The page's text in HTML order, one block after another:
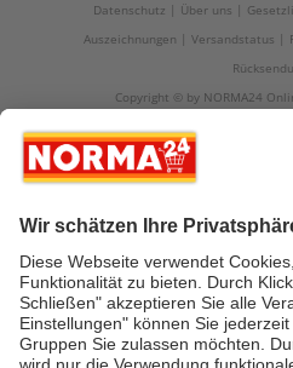
Datenschutz
Über uns
Auszeichnungen
Versandstatus
Copyright © by NORMA24